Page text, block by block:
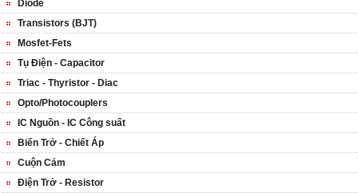
Diode
Transistors (BJT)
Mosfet-Fets
Tụ Điện - Capacitor
Triac - Thyristor - Diac
Opto/Photocouplers
IC Nguồn - IC Công suất
Biến Trở - Chiết Áp
Cuộn Cảm
Điện Trở - Resistor